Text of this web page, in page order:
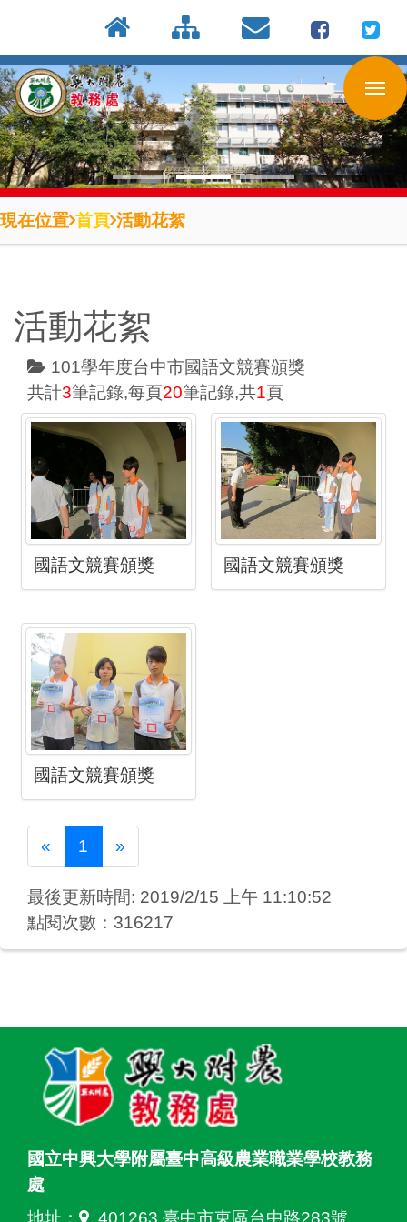
到
主
要
內
容
區
現在位置 首頁 活動花絮
活動花絮
101學年度台中市國語文競賽頒獎
共計3筆記錄,每頁20筆記錄,共1頁
國語文競賽頒獎 國語文競賽頒獎
國語文競賽頒獎
« Previous
1 »Next
最後更新時間: 2019/2/15 上午 11:10:52
點閱次數：316217
國立中興大學附屬臺中高級農業職業學校教務
處